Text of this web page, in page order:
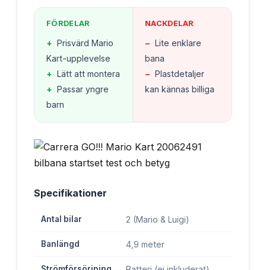
FÖRDELAR
+ Prisvärd Mario
Kart-upplevelse
+ Lätt att montera
+ Passar yngre
barn
NACKDELAR
− Lite enklare
bana
− Plastdetaljer
kan kännas billiga
Specifikationer
Antal bilar 2 (Mario & Luigi)
Banlängd 4,9 meter